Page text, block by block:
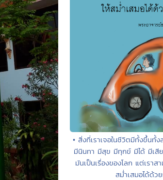
• สิ่งที่เราเจอในชีวิตมีทั้งขึ้นทั้
มีนินทา มีสุข มีทุกข์ มีได้ มีเสีย
มันเป็นเรื่องของโลก แต่เราส
สม่ำเสมอได้ด้ว